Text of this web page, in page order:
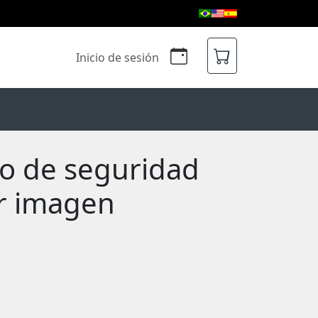
Inicio de sesión
de seguridad
imagen